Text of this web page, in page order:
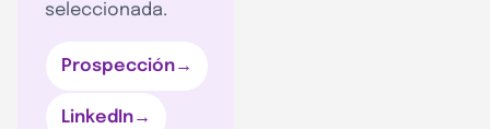
seleccionada.
Prospección→
LinkedIn→